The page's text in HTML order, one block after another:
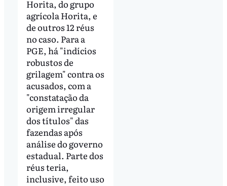
Horita, do grupo
agrícola Horita, e
de outros 12 réus
no caso. Para a
PGE, há "indícios
robustos de
grilagem" contra os
acusados, com a
"constatação da
origem irregular
dos títulos" das
fazendas após
análise do governo
estadual. Parte dos
réus teria,
inclusive, feito uso